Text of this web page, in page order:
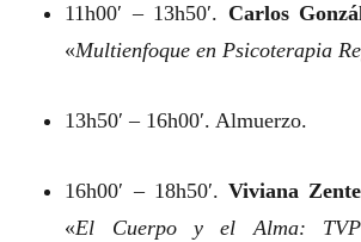
11h00′ – 13h50′. Carlos
«Multienfoque en Psicoterapia
13h50′ – 16h00′. Almuerzo.
16h00′ – 18h50′.Viviana
«El Cuerpo y el Alma: TVP